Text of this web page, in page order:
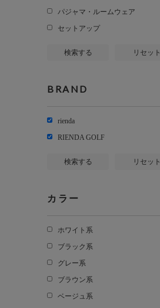
パジャマ・ルームウェア
セットアップ
検索する リセット
BRAND
rienda
RIENDA GOLF
検索する リセット
カラー
ホワイト系
ブラック系
グレー系
ブラウン系
ベージュ系